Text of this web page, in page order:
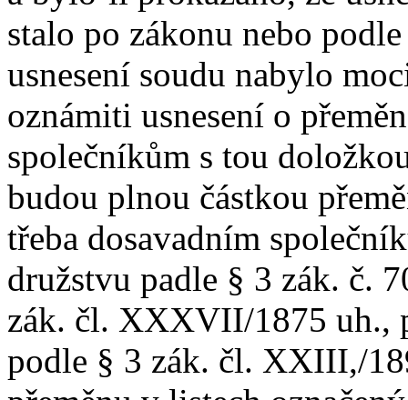
stalo po zákonu nebo
usnesení soudu nabylo
oznámiti usnesení o
společníkům s tou
budou plnou částkou
třeba dosavadním
družstvu padle § 3 zák. č.
zák. čl. XXXVII/1875 uh.,
podle § 3 zák. čl. XXIII,/